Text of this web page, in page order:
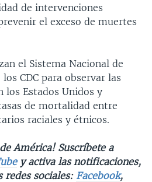
de intervenciones
el exceso de muertes
el Sistema Nacional de
CDC para observar las
los Estados Unidos y
de mortalidad entre
raciales y étnicos.
América! Suscríbete a
y activa las notificaciones,
redes sociales: Facebook,